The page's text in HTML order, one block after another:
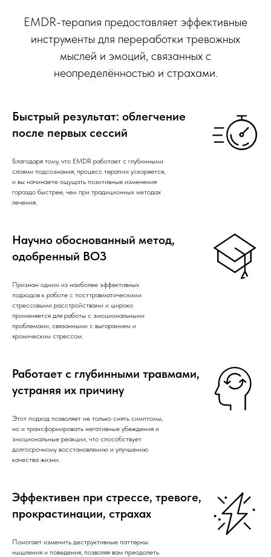
EMDR-терапия предоставляет эффективные
инструменты для переработки тревожных
мыслей и эмоций, связанных с
неопределённостью и страхами.
Быстрый результат: облегчение
после первых сессий
Благодаря тому, что EMDR работает с глубинными
слоями подсознания, процесс терапии ускоряется,
и вы начинаете ощущать позитивные изменения
гораздо быстрее, чем при традиционных методах
лечения.
Научно обоснованный метод,
одобренный ВОЗ
Признан одним из наиболее эффективных
подходов к работе с посттравматическими
стрессовыми расстройствами и широко
применяется для работы с эмоциональными
проблемами, связанными с выгоранием и
хроническим стрессом.
Работает с глубинными травмами,
устраняя их причину
Этот подход позволяет не только снять симптомы,
но и трансформировать негативные убеждения и
эмоциональные реакции, что способствует
долгосрочному восстановлению и улучшению
качества жизни.
Эффективен при стрессе, тревоге,
прокрастинации, страхах
Помогает изменить деструктивные паттерны
мышления и поведения, позволяя вам преодолеть